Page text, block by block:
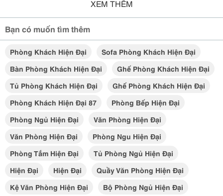
XEM THÊM
Bạn có muốn tìm thêm
Phòng Khách Hiện Đại
Sofa Phòng Khách Hiện Đại
Bàn Phòng Khách Hiện Đại
Ghế Phòng Khách Hiện Đại
Tủ Phòng Khách Hiện Đại
Ghế Phòng Khách Hiện Đại
Phòng Khách Hiện Đại 87
Phòng Bếp Hiện Đại
Phòng Ngủ Hiện Đại
Văn Phòng Hiện Đại
Văn Phòng Hiện Đại
Phòng Ngu Hiện Đại
Phòng Tắm Hiện Đại
Tủ Phòng Ngủ Hiện Đại
Hiện Đại
Hiện Đại
Quầy Văn Phòng Hiện Đại
Kệ Văn Phòng Hiện Đại
Bộ Phòng Ngủ Hiện Đại